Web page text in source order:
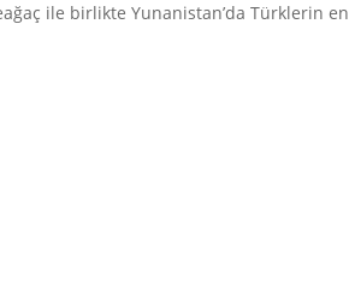
ile birlikte Yunanistan’da Türklerin en